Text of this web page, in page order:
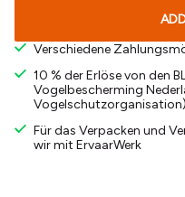
Verschiedene
10 % der Erlöse von den
Vogelbescherming
Für das Verpacken und
wir mit ErvaarWerk